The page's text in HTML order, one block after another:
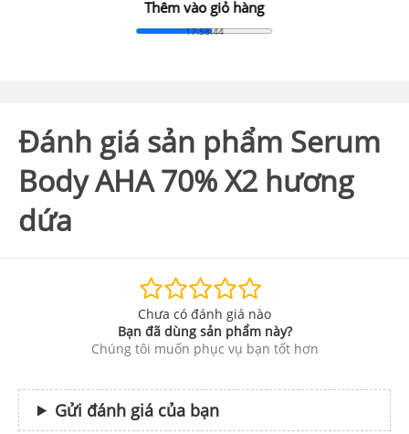
Thêm vào giỏ hàng
17:58:42
Đánh giá sản phẩm Serum
Body AHA 70% X2 hương
dứa
Chưa có đánh giá nào
Bạn đã dùng sản phẩm này?
Chúng tôi muốn phục vụ bạn tốt hơn
Gửi đánh giá của bạn